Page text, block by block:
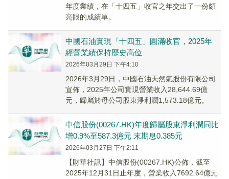
年度業績，在「十四五」收官之年交出了一份頗
亮眼的成績單。
中國石油實現「十四五」圓滿收官，2025年
經營業績保持歷史高位
2026年03月29日 下午4:10
2026年3月29日，中國石油天然氣股份有限公司
宣佈，2025年公司實現營業收入28,644.69億
元，歸屬於母公司股東淨利潤1,573.18億元。
中信股份(00267.HK)年度歸屬股東淨利潤同比
增0.9%至587.3億元 末期息0.385元​
2026年03月27日 下午2:11
​【財華社訊】中信股份(00267.HK)公佈，截至
2025年12月31日止年度，營業收入7692.64億元